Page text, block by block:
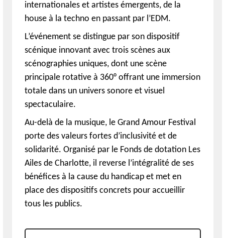
internationales et artistes émergents, de la
house à la techno en passant par l’EDM.
L’événement se distingue par son dispositif
scénique innovant avec trois scènes aux
scénographies uniques, dont une scène
principale rotative à 360° offrant une immersion
totale dans un univers sonore et visuel
spectaculaire.
Au-delà de la musique, le Grand Amour Festival
porte des valeurs fortes d’inclusivité et de
solidarité. Organisé par le Fonds de dotation Les
Ailes de Charlotte, il reverse l’intégralité de ses
bénéfices à la cause du handicap et met en
place des dispositifs concrets pour accueillir
tous les publics.